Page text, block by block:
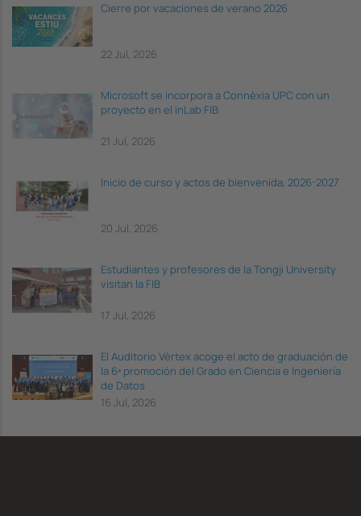
Cierre por vacaciones de verano 2026
22 Jul, 2026
Microsoft se incorpora a Connèxia UPC con un
proyecto en el inLab FIB
21 Jul, 2026
Inicio de curso y actos de bienvenida, 2026-2027
20 Jul, 2026
Estudiantes y profesores de la Tongji University
visitan la FIB
17 Jul, 2026
El Auditorio Vèrtex acoge el acto de graduación de
la 6ª promoción del Grado en Ciencia e Ingeniería
de Datos
16 Jul, 2026